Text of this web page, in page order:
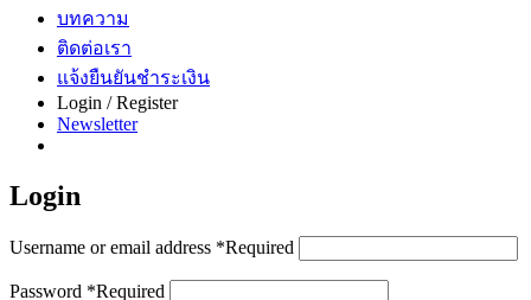
บทความ
ติดต่อเรา
แจ้งยืนยันชำระเงิน
Login / Register
Newsletter
Login
Username or email address *Required
Password *Required